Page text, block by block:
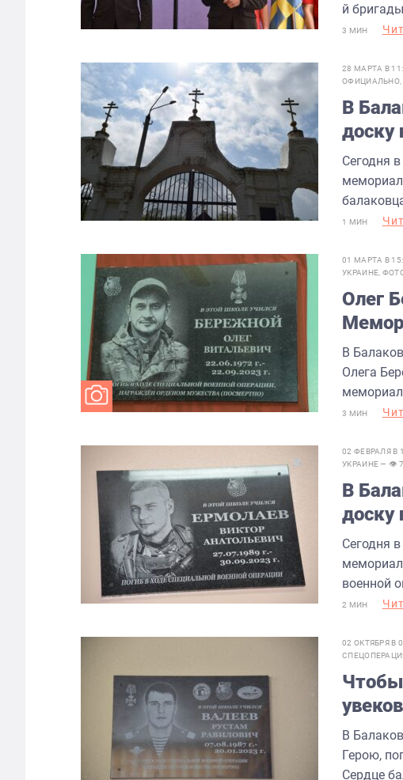
й
3 МИН
28 МАРТА В
ОФИЦИАЛЬНО
В
доску
Сегодня
1 МИН
01 МАРТА В
УКРАИНЕ
Олег
стене
В
Олега
3 МИН
02 ФЕВРАЛЯ В
УКРАИНЕ— 👁
В
доску
Сегодня
военной
2 МИН
02 ОКТЯБРЯ В
Чтобы
В
Герою,
Сердце